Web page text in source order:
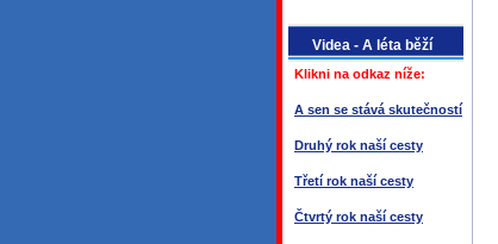
Videa - A léta běží
Klikni na odkaz níže:
A sen se stává skutečností
Druhý rok naší cesty
Třetí rok naší cesty
Čtvrtý rok naší cesty